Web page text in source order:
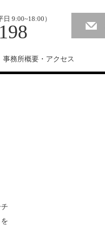
9:00~18:00）
事務所概要・アクセス